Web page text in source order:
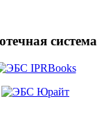
система